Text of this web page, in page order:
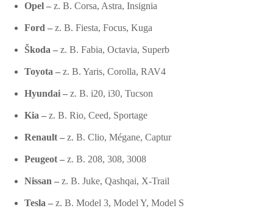
Opel – z. B. Corsa, Astra, Insignia
Ford – z. B. Fiesta, Focus, Kuga
Škoda – z. B. Fabia, Octavia, Superb
Toyota – z. B. Yaris, Corolla, RAV4
Hyundai – z. B. i20, i30, Tucson
Kia – z. B. Rio, Ceed, Sportage
Renault – z. B. Clio, Mégane, Captur
Peugeot – z. B. 208, 308, 3008
Nissan – z. B. Juke, Qashqai, X-Trail
Tesla – z. B. Model 3, Model Y, Model S